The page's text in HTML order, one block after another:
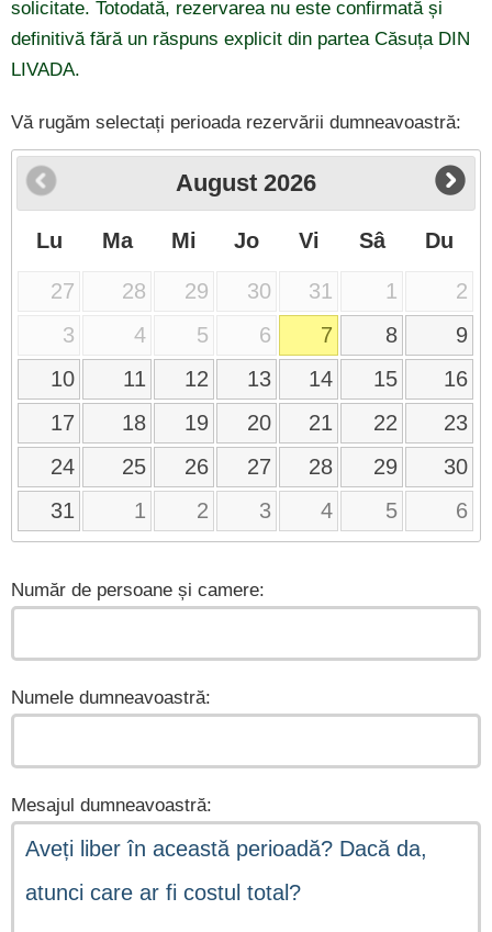
solicitate. Totodată, rezervarea nu este confirmată și
definitivă fără un răspuns explicit din partea Căsuța DIN
LIVADA.
Vă rugăm selectați perioada rezervării dumneavoastră:
August 2026
Lu Ma Mi Jo Vi Sâ Du
27 28 29 30 31 1
2
3
4 5 6 7 8
9
10
11 12 13 14 15
16
17
18 19 20 21 22
23
24
25 26 27 28 29
30
31
1 2 3 4 5 6
Număr de persoane și camere:
Numele dumneavoastră:
Mesajul dumneavoastră: